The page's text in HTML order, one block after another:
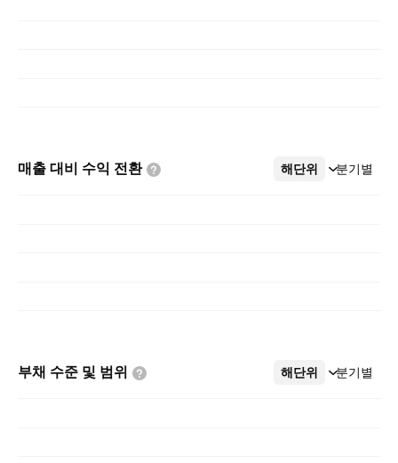
매출 대비 수익 전환 해단위 분기별
더보기
부채 수준 및 범위 해단위 분기별
더보기